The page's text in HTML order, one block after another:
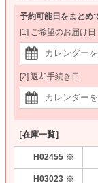
予約可能日をまとめ
[1] ご希望のお届け日
[2] 返却手続き日
［在庫一覧］
H02455 ※
H03023 ※